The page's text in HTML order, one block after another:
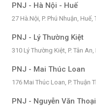
PNJ - Hà Nội - Huế
27 Hà.Nội, P. Phú Nhuận,
PNJ - Lý Thường Kiệt
310 Lý Thường Kiệt, P. Tân
PNJ - Mai Thúc Loan
176 Mai Thúc Loan, P. Thuận
PNJ - Nguyễn Văn Thoại